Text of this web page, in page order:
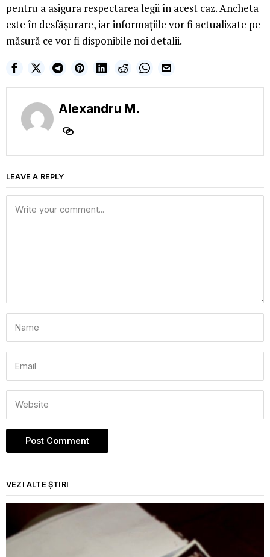
pentru a asigura respectarea legii în acest caz. Ancheta
este în desfășurare, iar informațiile vor fi actualizate pe
măsură ce vor fi disponibile noi detalii.
Alexandru M.
LEAVE A REPLY
VEZI ALTE ȘTIRI